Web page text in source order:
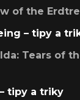
of the
– tipy a
Tears of
tipy a triky